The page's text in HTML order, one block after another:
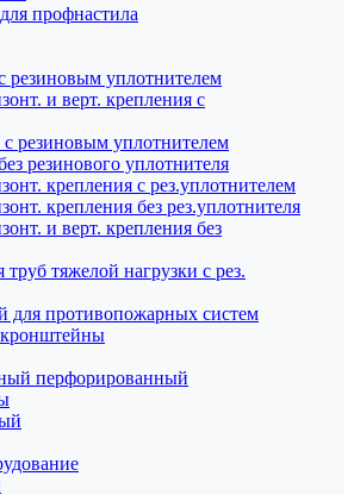
профнастила
резиновым уплотнителем
и верт. крепления с
резиновым уплотнителем
резинового уплотнителя
крепления с рез.уплотнителем
крепления без рез.уплотнителя
и верт. крепления без
тяжелой нагрузки с рез.
для противопожарных систем
перфорированный